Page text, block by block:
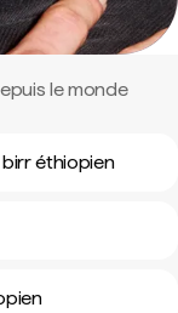
le monde
birr éthiopien